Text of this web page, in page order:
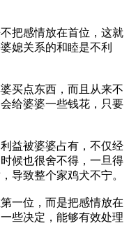
把感情放在首位，这就
媳关系的和睦是不利
买点东西，而且从来不
给婆婆一些钱花，只要
益被婆婆占有，不仅经
候也很舍不得，一旦得
导致整个家鸡犬不宁。
一位，而是把感情放在
些决定，能够有效处理